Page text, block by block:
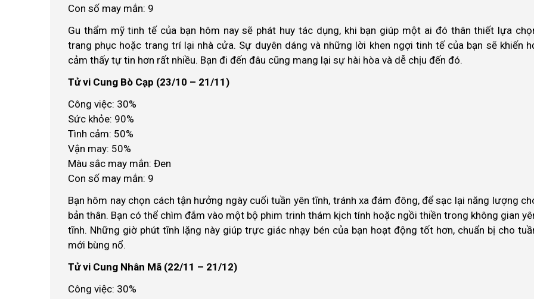
Con số may mắn: 9
Gu thẩm mỹ tinh tế của bạn hôm nay sẽ phát huy tác dụng, khi bạn giúp một ai đó thân thiết lựa
trang phục hoặc trang trí lại nhà cửa. Sự duyên dáng và những lời khen ngợi tinh tế của bạn sẽ khiến
cảm thấy tự tin hơn rất nhiều. Bạn đi đến đâu cũng mang lại sự hài hòa và dễ chịu đến đó.
Tử vi Cung Bò Cạp (23/10 – 21/11)
Công việc: 30%
Sức khỏe: 90%
Tình cảm: 50%
Vận may: 50%
Màu sắc may mắn: Đen
Con số may mắn: 9
Bạn hôm nay chọn cách tận hưởng ngày cuối tuần yên tĩnh, tránh xa đám đông, để sạc lại năng lượng
bản thân. Bạn có thể chìm đắm vào một bộ phim trinh thám kịch tính hoặc ngồi thiền trong không gian
tĩnh. Những giờ phút tĩnh lặng này giúp trực giác nhạy bén của bạn hoạt động tốt hơn, chuẩn bị cho
mới bùng nổ.
Tử vi Cung Nhân Mã (22/11 – 21/12)
Công việc: 30%